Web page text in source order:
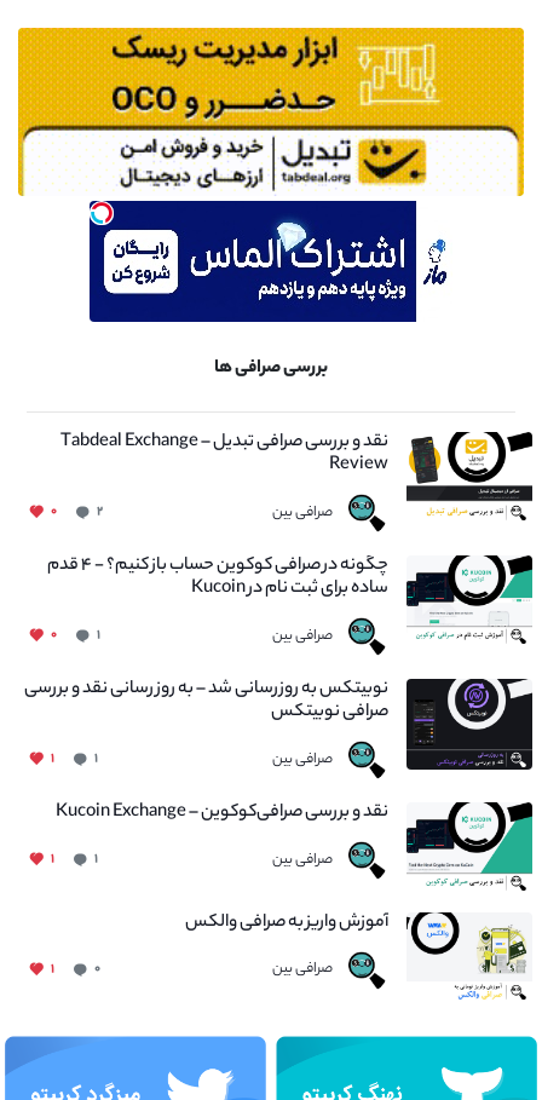
بررسی صرافی ها
نقد و بررسی صرافی تبدیل – Tabdeal Exchange
Review
صرافی بین ۲ ۰
چگونه در صرافی کوکوین حساب باز کنیم؟ - ۴ قدم
ساده برای ثبت نام در Kucoin
صرافی بین ۱ ۰
نوبیتکس به روزرسانی شد – به روز رسانی نقد و بررسی
صرافی نوبیتکس
صرافی بین ۱ ۱
نقد و بررسی صرافی‌کوکوین – Kucoin Exchange
صرافی بین ۱ ۱
آموزش واریز به صرافی والکس
صرافی بین ۰ ۱